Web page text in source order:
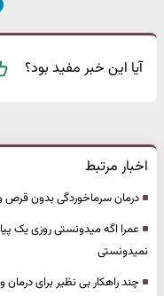
آیا این خبر مفید بود؟
اخبار مرتبط
درمان سرماخوردگی بدون قرص و
عمرا اگه میدونستی روزی یک
نمیدونستی
چند راهکار بی نظیر برای